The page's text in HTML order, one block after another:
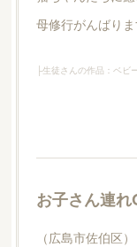
母修行がんばりま
├生徒さんの作品：ベビ
お子さん連
（広島市佐伯区）